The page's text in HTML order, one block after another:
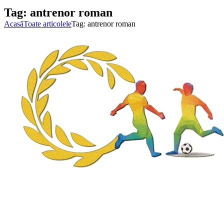
Tag: antrenor roman
AcasăToate articoleleTag: antrenor roman